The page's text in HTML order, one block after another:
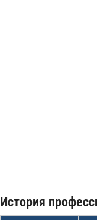
История